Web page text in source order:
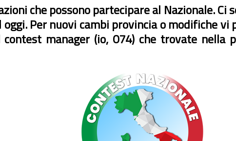
che possono partecipare al Nazionale. Ci
Per nuovi cambi provincia o modifiche
manager (io, 074) che trovate nella